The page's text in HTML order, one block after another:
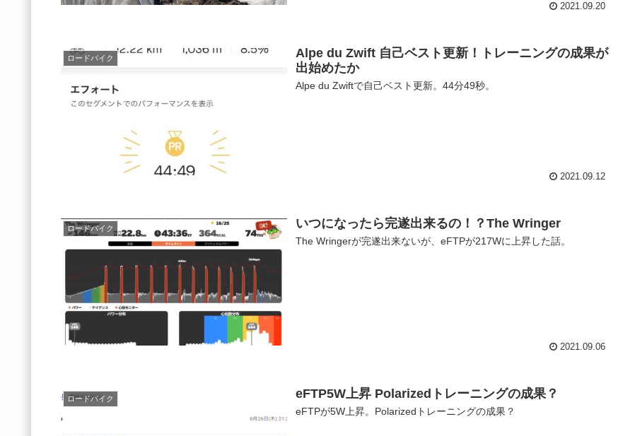
2021.09.20
ロードバイク
Alpe du Zwift 自己ベスト更新！トレーニングの成果が
出始めたか
Alpe du Zwiftで自己ベスト更新。44分49秒。
2021.09.12
ロードバイク いつになったら完遂出来るの！？The Wringer
The Wringerが完遂出来ないが、eFTPが217Wに上昇した話。
2021.09.06
ロードバイク eFTP5W上昇 Polarizedトレーニングの成果？
eFTPが5W上昇。Polarizedトレーニングの成果？